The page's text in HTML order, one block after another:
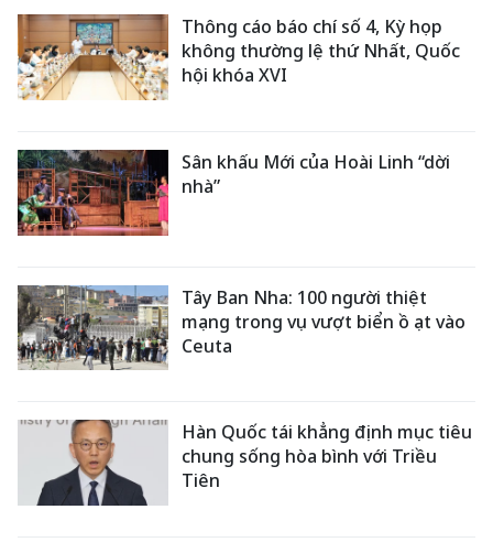
Thông cáo báo chí số 4, Kỳ họp
không thường lệ thứ Nhất, Quốc
hội khóa XVI
Sân khấu Mới của Hoài Linh “dời
nhà”
Tây Ban Nha: 100 người thiệt
mạng trong vụ vượt biển ồ ạt vào
Ceuta
Hàn Quốc tái khẳng định mục tiêu
chung sống hòa bình với Triều
Tiên